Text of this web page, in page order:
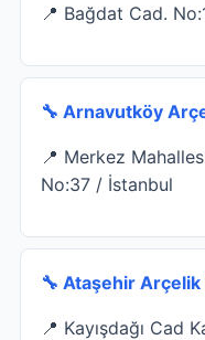
📍 Bağdat Cad.
🔧 Arnavutköy
📍 Merkez
No:37 / İstanbul
🔧 Ataşehir
📍 Kayışdağı Cad